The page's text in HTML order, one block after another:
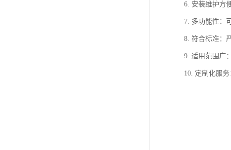
6. 安装维护方
7. 多功能性：
8. 符合标准：
9. 适用范围广
10. 定制化服